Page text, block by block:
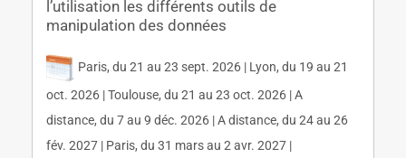
l’utilisation les différents outils de
manipulation des données
Paris, du 21 au 23 sept. 2026 | Lyon, du 19 au 21
oct. 2026 | Toulouse, du 21 au 23 oct. 2026 | A
distance, du 7 au 9 déc. 2026 | A distance, du 24 au 26
fév. 2027 | Paris, du 31 mars au 2 avr. 2027 |